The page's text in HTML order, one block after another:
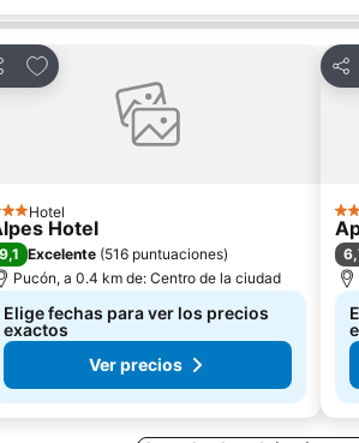
Agregar a favoritos
Estrellas
Hotel
Hotel
9,1 Excelente (516 puntuaciones)
Pucón, a 0.4 km de: Centro de la ciudad
Elige fechas para ver los precios
exactos
Ver precios
3